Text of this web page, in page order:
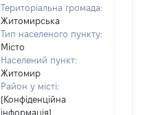
Територіальна громада:
Житомирська
Тип населеного пункту:
Місто
Населений пункт:
Житомир
Район у місті:
[Конфіденційна
інформація]